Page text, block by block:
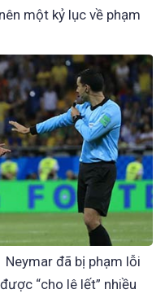
một kỷ lục về phạm
đã bị phạm lỗi
“cho lê lết” nhiều